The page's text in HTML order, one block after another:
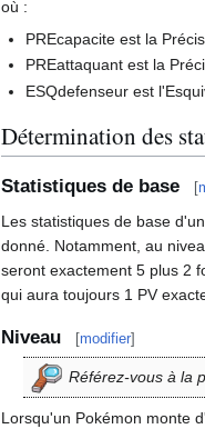
où :
PREcapacite est la
PREattaquant est la
ESQdefenseur est
Détermination des
Statistiques de base [
Les statistiques de base
donné. Notamment, au
seront exactement 5 plus 2
qui aura toujours 1 PV
Niveau [modifier]
Référez-vous à la
Lorsqu'un Pokémon monte